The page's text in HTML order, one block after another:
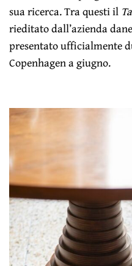
sua ricerca. Tra questi il
rieditato dall’azienda
presentato ufficialmente
Copenhagen a giugno.